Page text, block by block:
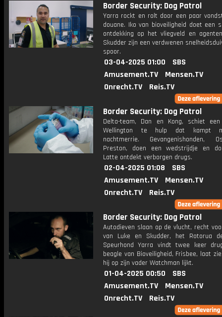
Border Security: Dog Patrol
Yarra rockt en rolt door een paar
douane. Iko van bioveiligheid doet een
ontdekking op het vliegveld en
Skudder zijn een verdwenen
spoor.
03-04-2025 01:00
SBS
Amusement.TV
Mensen.TV
Onrecht.TV
Reis.TV
Border Security: Dog Patrol
Delta-team, Dan en Kong, schiet
Wellington te hulp dat kampt
nachtmerrie. Gevangenishonden,
Preston, doen een wedstrijdje en
Latte ontdekt verborgen drugs.
02-04-2025 01:08
SBS
Amusement.TV
Mensen.TV
Onrecht.TV
Reis.TV
Border Security: Dog Patrol
Autodieven slaan op de vlucht, recht
van Luke en Skudder, het Rotorua
Speurhond Yarra vindt twee keer
beagle van Bioveiligheid, Frisbee, laat
hij op zijn vader Watchman lijkt.
01-04-2025 00:50
SBS
Amusement.TV
Mensen.TV
Onrecht.TV
Reis.TV